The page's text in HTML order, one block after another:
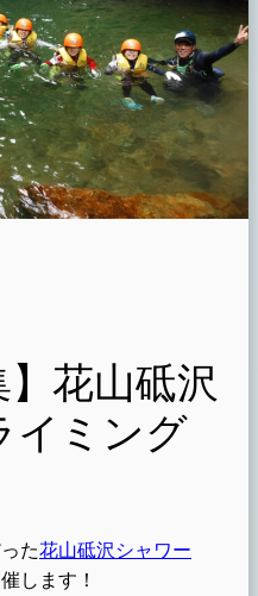
】花山砥沢
イミング
た花山砥沢シャワー
します！